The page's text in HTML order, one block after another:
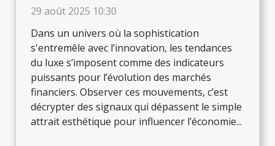
financiers ?
29 août 2025 10:30
Dans un univers où la sophistication
s'entremêle avec l’innovation, les tendances
du luxe s’imposent comme des indicateurs
puissants pour l’évolution des marchés
financiers. Observer ces mouvements, c’est
décrypter des signaux qui dépassent le simple
attrait esthétique pour influencer l’économie...